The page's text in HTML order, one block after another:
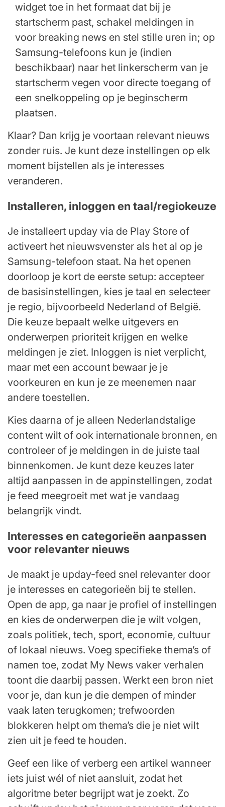
widget toe in het formaat dat bij je
startscherm past, schakel meldingen in
voor breaking news en stel stille uren in; op
Samsung-telefoons kun je (indien
beschikbaar) naar het linkerscherm van je
startscherm vegen voor directe toegang of
een snelkoppeling op je beginscherm
plaatsen.
Klaar? Dan krijg je voortaan relevant nieuws
zonder ruis. Je kunt deze instellingen op elk
moment bijstellen als je interesses
veranderen.
Installeren, inloggen en taal/regiokeuze
Je installeert upday via de Play Store of
activeert het nieuwsvenster als het al op je
Samsung-telefoon staat. Na het openen
doorloop je kort de eerste setup: accepteer
de basisinstellingen, kies je taal en selecteer
je regio, bijvoorbeeld Nederland of België.
Die keuze bepaalt welke uitgevers en
onderwerpen prioriteit krijgen en welke
meldingen je ziet. Inloggen is niet verplicht,
maar met een account bewaar je je
voorkeuren en kun je ze meenemen naar
andere toestellen.
Kies daarna of je alleen Nederlandstalige
content wilt of ook internationale bronnen, en
controleer of je meldingen in de juiste taal
binnenkomen. Je kunt deze keuzes later
altijd aanpassen in de appinstellingen, zodat
je feed meegroeit met wat je vandaag
belangrijk vindt.
Interesses en categorieën aanpassen
voor relevanter nieuws
Je maakt je upday-feed snel relevanter door
je interesses en categorieën bij te stellen.
Open de app, ga naar je profiel of instellingen
en kies de onderwerpen die je wilt volgen,
zoals politiek, tech, sport, economie, cultuur
of lokaal nieuws. Voeg specifieke thema’s of
namen toe, zodat My News vaker verhalen
toont die daarbij passen. Werkt een bron niet
voor je, dan kun je die dempen of minder
vaak laten terugkomen; trefwoorden
blokkeren helpt om thema’s die je niet wilt
zien uit je feed te houden.
Geef een like of verberg een artikel wanneer
iets juist wél of niet aansluit, zodat het
algoritme beter begrijpt wat je zoekt. Zo